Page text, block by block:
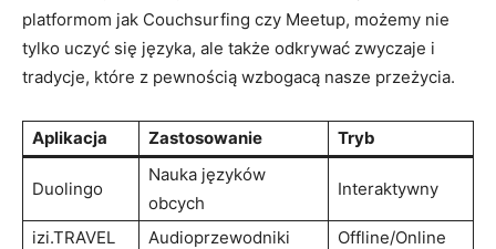
platformom jak ⁤Couchsurfing czy Meetup, możemy⁤ nie
tylko​ uczyć się języka, ale także odkrywać zwyczaje i
tradycje, które z ⁤pewnością wzbogacą ​nasze ⁣przeżycia.
Aplikacja Zastosowanie Tryb
Duolingo
Nauka języków
obcych
Interaktywny
izi.TRAVEL Audioprzewodniki
Offline/Online